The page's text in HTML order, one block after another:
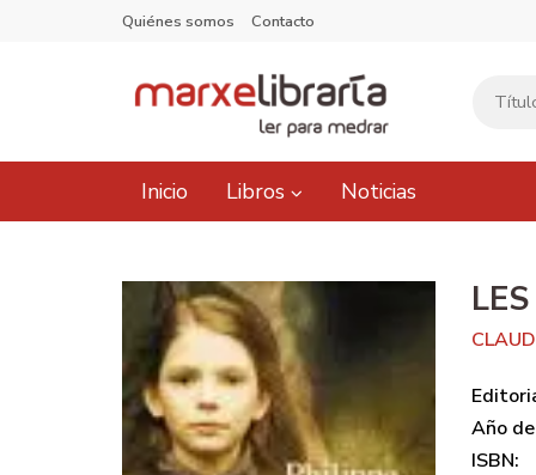
Quiénes somos Contacto
Inicio Libros Noticias
Año
ISBN: